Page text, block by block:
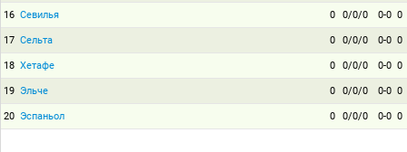
16 Севилья 0 0/0/0 0-0 0
17 Сельта 0 0/0/0 0-0 0
18 Хетафе 0 0/0/0 0-0 0
19 Эльче 0 0/0/0 0-0 0
20 Эспаньол 0 0/0/0 0-0 0